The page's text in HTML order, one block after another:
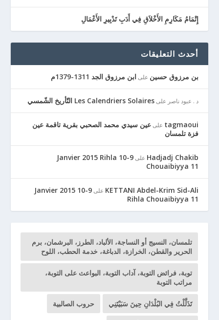
إِتْمَامُ مَكَارِمِ الأَخْلاَقِ فِي أَدَبِ تَدْبِيرِ الأَعْمَالِ
أحدث التعليقات
بن مرزوق حسين على ابن مرزوق الجد 1311-1379م
د . عبود ناصر علىLes Calendriers Solaires التّأريخ الشّمسي
tagmaoui علىعين سيدي محمد الصحبي بقرية تاقمة عين
فزة تلمسان
Hadjadj Chakib على
9-10 Janvier 2015 Rihla
Chouaibiyya 11
KETTANI Abdel-Krim Sid-Ali على
9-10 Janvier 2015
Rihla Chouaibiyya 11
تلمسان، النسيج أو النساجة، الألباد، الطرز، البرشمان، برم
الحرير والقطن، الخرازة، الدباغة، خدمة الحطب، اللوح
توبة، فرائض التوبة، آداب التوبة، البواعث على التوبة،
مراتب التوبة
تَذَلَّلْتُ فِي البُلْدَانِ حِينَ سَبَيْتَنِي حروب الصالبية